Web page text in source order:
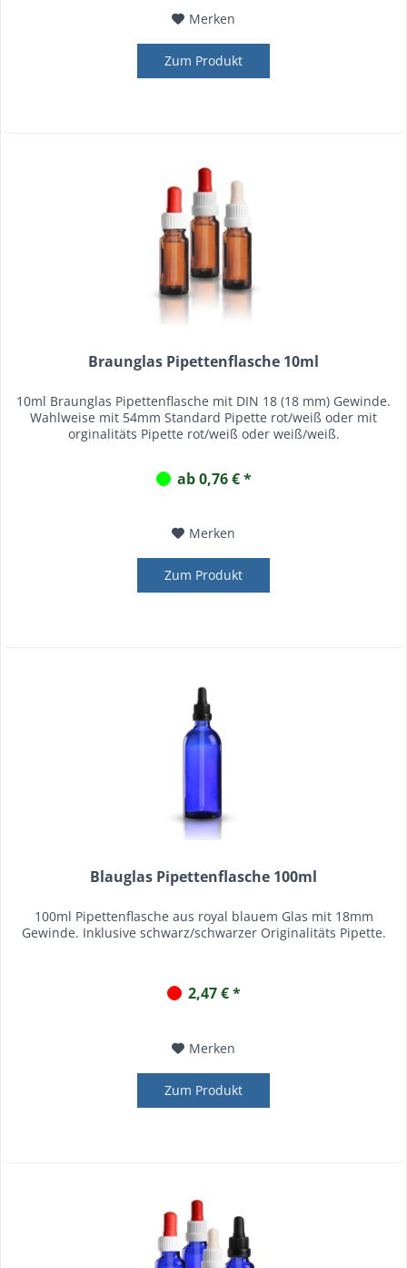
Merken
Zum Produkt
Braunglas Pipettenflasche 10ml
10ml Braunglas Pipettenflasche mit DIN 18 (18 mm) Gewinde.
Wahlweise mit 54mm Standard Pipette rot/weiß oder mit
orginalitäts Pipette rot/weiß oder weiß/weiß.
ab 0,76 € *
Merken
Zum Produkt
Blauglas Pipettenflasche 100ml
100ml Pipettenflasche aus royal blauem Glas mit 18mm
Gewinde. Inklusive schwarz/schwarzer Originalitäts Pipette.
2,47 € *
Merken
Zum Produkt